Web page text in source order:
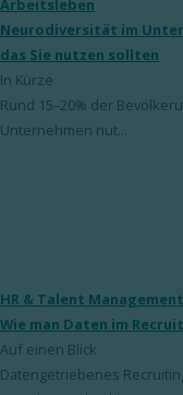
Arbeitsleben
Neurodiversität im
das Sie nutzen sollten
In Kürze
Rund 15–20% der
Unternehmen nut...
HR & Talent Management
Wie man Daten im
Auf einen Blick
Datengetriebenes